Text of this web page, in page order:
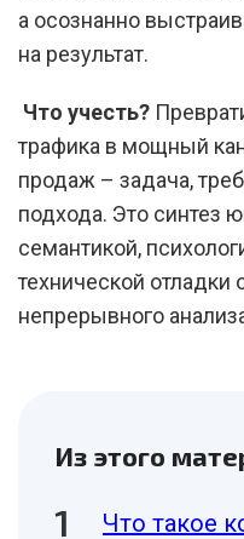
а осознанно
на результат.
Что учесть?
трафика в мощный
продаж – задача,
подхода. Это синтез
семантикой,
технической отладки
непрерывного
Из этого
Что такое